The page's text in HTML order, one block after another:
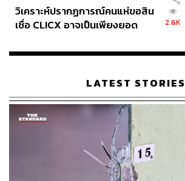
วิเคราะห์ปรากฏการณ์คนแห่ขอสิน
เชื่อ CLICX อาจเป็นเพียงยอด
เรือนไทยที่ถูกซุกไว้
2.6K
LATEST STORIES